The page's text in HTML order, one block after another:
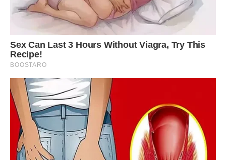
дверима так, що забряжчав посуд у серванті, який Оксана
так дбайливо розставляла. У кухні запала важка, гнітюча
тиша, переривана лише рівномірним гулом холодильника
та частим диханням Богдана.
Оксана сіла на табурет, відчуваючи повну спустошеність,
Вона дивилася на тарілку з гарбузовим кремом, який уже
встиг покритися тонкою плівкою, і думала про те, що ця
страва — ідеальна метафора їхнього життя. Зовні яскрава
і приваблива, а всередині — гіркота, яку не замаскуєш
жодними прянощами.
— Оксан, ну ти теж могла промовчати, — тихо сказав
Богдан, не дивлячись їй в очі. — Ти ж знаєш, яка вона,